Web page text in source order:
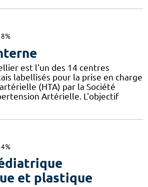
est l'un des 14 centres
labellisés pour la prise en charge
(HTA) par la Société
Artérielle. L'objectif
et plastique